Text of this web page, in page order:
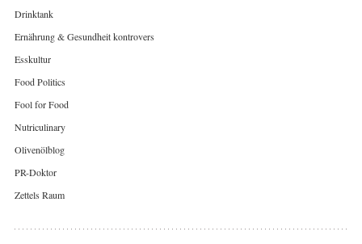
Drinktank
Ernährung & Gesundheit kontrovers
Esskultur
Food Politics
Fool for Food
Nutriculinary
Olivenölblog
PR-Doktor
Zettels Raum